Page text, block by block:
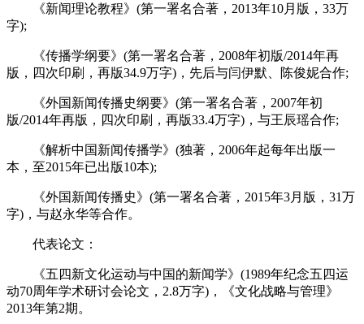
《新闻理论教程》(第一署名合著，2013年10月版，33万
字);
《传播学纲要》(第一署名合著，2008年初版/2014年再
版，四次印刷，再版34.9万字)，先后与闫伊默、陈俊妮合作;
《外国新闻传播史纲要》(第一署名合著，2007年初
版/2014年再版，四次印刷，再版33.4万字)，与王辰瑶合作;
《解析中国新闻传播学》(独著，2006年起每年出版一
本，至2015年已出版10本);
《外国新闻传播史》(第一署名合著，2015年3月版，31万
字)，与赵永华等合作。
代表论文：
《五四新文化运动与中国的新闻学》(1989年纪念五四运
动70周年学术研讨会论文，2.8万字)，《文化战略与管理》
2013年第2期。